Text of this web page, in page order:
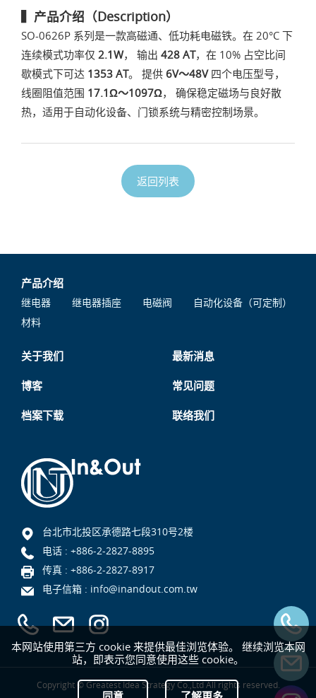
▍产品介绍（Description）
SO-0626P 系列是一款高磁通、低功耗电磁铁。在 20°C 下
连续模式功率仅 2.1W， 输出 428 AT，在 10% 占空比间
歇模式下可达 1353 AT。 提供 6V～48V四个电压型号，
线圈阻值范围 17.1Ω～1097Ω， 确保稳定磁场与良好散
热，适用于自动化设备、门锁系统与精密控制场景。
返回列表
本网站使用第三方 cookie 来提供最佳浏览体验。 继续浏览本网
站，即表示您同意使用这些 cookie。
产品介绍
继电器 继电器插座 电磁阀
自动化设备（可定制）
材料
关于我们 最新消息
博客 常见问题
档案下载 联络我们
台北市北投区承德路七段310号2楼
电话 : +886-2-2827-8895
传真 : +886-2-2827-8917
电子信箱 : info@inandout.com.tw
Copyright © Greatest Idea Strategy Co.,Ltd All rights reserved.